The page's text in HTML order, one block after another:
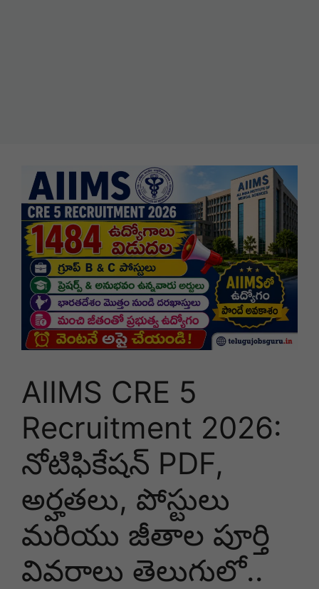
AIIMS CRE 5
Recruitment 2026:
నోటిఫికేషన్ PDF,
అర్హతలు, పోస్టులు
మరియు జీతాల పూర్తి
వివరాలు తెలుగులో..